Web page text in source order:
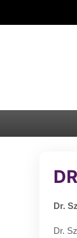
Dr.
Dr.